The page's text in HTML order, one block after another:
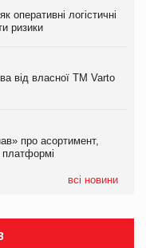
оперативні логістичні
ризики
від власної ТМ Varto
про асортимент,
платформі
всі новини
про асортимент,
з’явилися паучі
магазинів
півріччі